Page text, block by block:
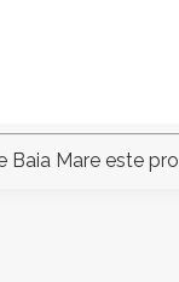
Baia Mare este